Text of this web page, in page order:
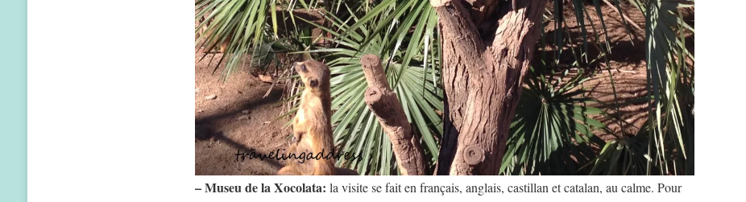
– Museu de la Xocolata: la visite se fait en français, anglais, castillan et catalan, au calme. Pour